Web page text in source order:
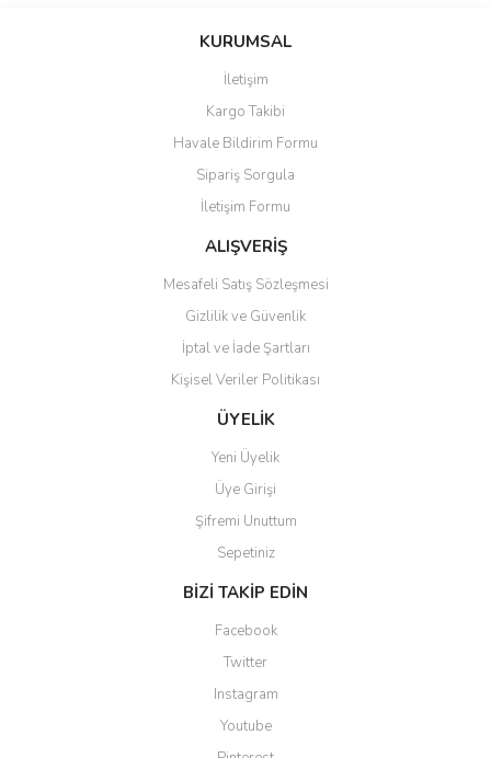
Bu ürüne ilk yorumu siz yapın!
Ürün resmi kalitesiz, bozuk veya görüntülenemiyor.
Ürün açıklamasında eksik bilgiler bulunuyor.
Ürün bilgilerinde hatalar bulunuyor.
Ürün fiyatı diğer sitelerden daha pahalı.
Bu ürüne benzer farklı alternatifler olmalı.
Gönder
KURUMSAL
İletişim
Kargo Takibi
Havale Bildirim Formu
Sipariş Sorgula
İletişim Formu
ALIŞVERİŞ
Mesafeli Satış Sözleşmesi
Gizlilik ve Güvenlik
İptal ve İade Şartları
Kişisel Veriler Politikası
ÜYELİK
Yeni Üyelik
Üye Girişi
Şifremi Unuttum
Sepetiniz
BİZİ TAKİP EDİN
Facebook
Twitter
Instagram
Youtube